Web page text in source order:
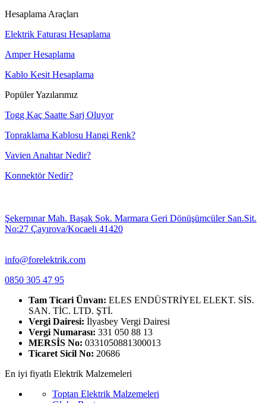
Hesaplama Araçları
Elektrik Faturası Hesaplama
Amper Hesaplama
Kablo Kesit Hesaplama
Popüler Yazılarımız
Togg Kaç Saatte Sarj Oluyor
Topraklama Kablosu Hangi Renk?
Vavien Anahtar Nedir?
Konnektör Nedir?
Şekerpınar Mah. Başak Sok. Marmara Geri Dönüşümcüler San.Sit.
No:27 Çayırova/Kocaeli 41420
info@forelektrik.com
0850 305 47 95
Tam Ticari Ünvan: ELES ENDÜSTRİYEL ELEKT. SİS.
SAN. TİC. LTD. ŞTİ.
Vergi Dairesi: İlyasbey Vergi Dairesi
Vergi Numarası: 331 050 88 13
MERSİS No: 0331050881300013
Ticaret Sicil No: 20686
En iyi fiyatlı Elektrik Malzemeleri
Toptan Elektrik Malzemeleri